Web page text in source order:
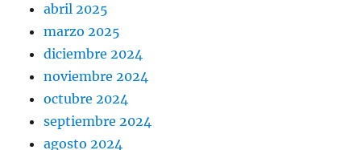
abril 2025
marzo 2025
diciembre 2024
noviembre 2024
octubre 2024
septiembre 2024
agosto 2024